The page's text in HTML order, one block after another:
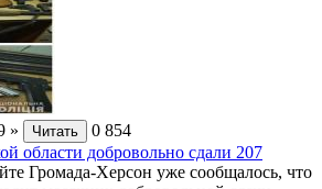
» Читать 0 854
области добровольно сдали 207
Громада-Херсон уже сообщалось, что